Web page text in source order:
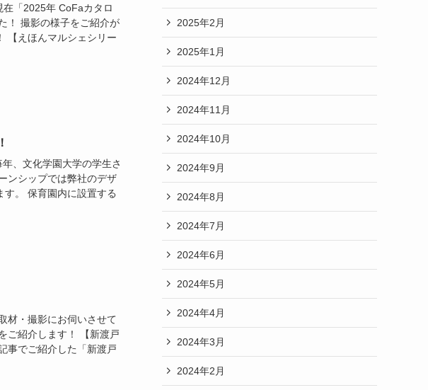
在「2025年 CoFaカタロ
！ 撮影の様子をご紹介が
【えほんマルシェシリー
、文化学園大学の学生さ
ンシップでは弊社のデザ
。 保育園内に設置する
材・撮影にお伺いさせて
ご紹介します！ 【新渡戸
事でご紹介した「新渡戸
2025年2月
2025年1月
2024年12月
2024年11月
2024年10月
2024年9月
2024年8月
2024年7月
2024年6月
2024年5月
2024年4月
2024年3月
2024年2月